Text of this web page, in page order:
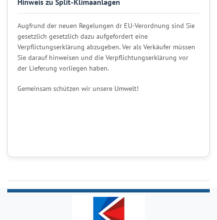
Augfrund der neuen Regelungen dr EU-Verordnung sind Sie
gesetzlich gesetzlich dazu aufgefordert eine
Verpflictungserklärung abzugeben. Ver als Verkäufer müssen
Sie darauf hinweisen und die Verpflichtungserklärung vor
der Lieferung vorliegen haben.
Gemeinsam schützen wir unsere Umwelt!